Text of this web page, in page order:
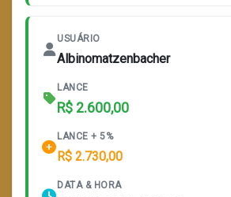
USUÁRIO
Albinomatzenbacher
LANCE
R$ 2.600,00
LANCE + 5%
R$ 2.730,00
DATA & HORA